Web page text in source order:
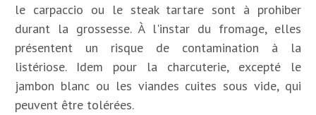
le carpaccio ou le steak tartare sont à prohiber
durant la grossesse. À l'instar du fromage, elles
présentent un risque de contamination à la
listériose. Idem pour la charcuterie, excepté le
jambon blanc ou les viandes cuites sous vide, qui
peuvent être tolérées.